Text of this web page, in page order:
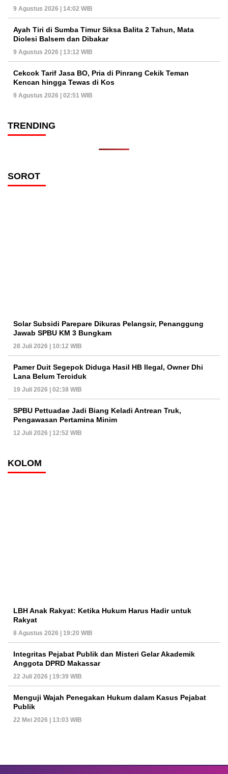
9 Agustus 2026 | 14:02 WIB
Ayah Tiri di Sumba Timur Siksa Balita 2 Tahun, Mata
Diolesi Balsem dan Dibakar
9 Agustus 2026 | 13:12 WIB
Cekcok Tarif Jasa BO, Pria di Pinrang Cekik Teman
Kencan hingga Tewas di Kos
9 Agustus 2026 | 02:51 WIB
TRENDING
SOROT
Solar Subsidi Parepare Dikuras Pelangsir, Penanggung
Jawab SPBU KM 3 Bungkam
28 Juli 2026 | 10:12 WIB
Pamer Duit Segepok Diduga Hasil HB Ilegal, Owner Dhi
Lana Belum Terciduk
19 Juli 2026 | 02:38 WIB
SPBU Pettuadae Jadi Biang Keladi Antrean Truk,
Pengawasan Pertamina Minim
12 Juli 2026 | 12:52 WIB
KOLOM
LBH Anak Rakyat: Ketika Hukum Harus Hadir untuk
Rakyat
8 Agustus 2026 | 19:20 WIB
Integritas Pejabat Publik dan Misteri Gelar Akademik
Anggota DPRD Makassar
22 Juli 2026 | 19:39 WIB
Menguji Wajah Penegakan Hukum dalam Kasus Pejabat
Publik
22 Mei 2026 | 13:03 WIB